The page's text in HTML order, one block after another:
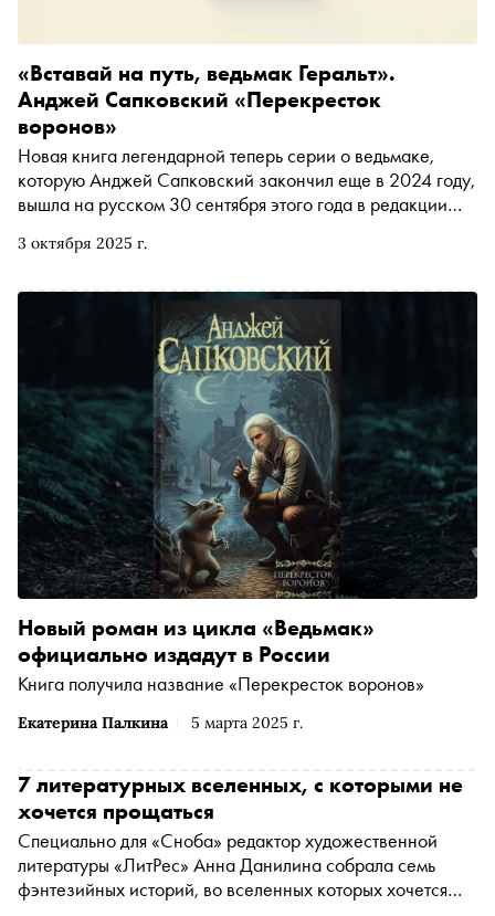
3 октября 2025 г.
«Вставай на путь, ведьмак Геральт».
Анджей Сапковский «Перекресток
воронов»
Новая книга легендарной теперь серии о ведьмаке,
которую Анджей Сапковский закончил еще в 2024 году,
вышла на русском 30 сентября этого года в редакции
Кумока. Это девятая книга серии, но первая — с тех пор,
любимца увлеченной фэнтези интеллигентов
Екатерина Палкина 5 марта 2025 г.
Новый роман из цикла «Ведьмак»
официально издадут в России
Книга получила название «Перекресток воронов»
7 литературных вселенных, с которыми не
хочется прощаться
Специально для «Сноба» редактор художественной
литературы «ЛитРес» Анна Данилина собрала семь
фэнтезийных историй, во вселенных которых хочется